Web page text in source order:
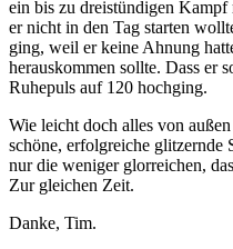
ein bis zu dreistündigen
er nicht in den Tag starten
ging, weil er keine Ahnung
herauskommen sollte. Dass er
Ruhepuls auf 120 hochging.
Wie leicht doch alles von
schöne, erfolgreiche glitzernde
nur die weniger glorreichen,
Zur gleichen Zeit.
Danke, Tim.